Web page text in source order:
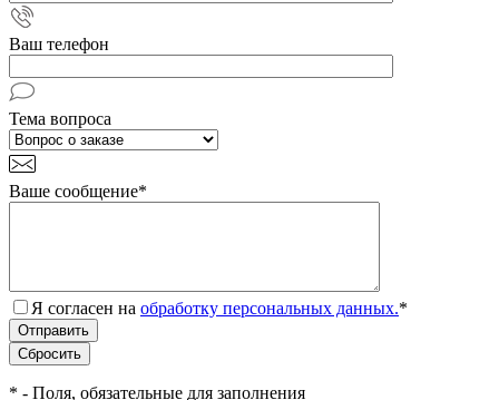
Ваш телефон
Тема вопроса
Ваше сообщение*
Я согласен на обработку персональных данных.*
* - Поля, обязательные для заполнения